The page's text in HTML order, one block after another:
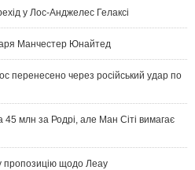
у Лос-Анджелес Гелаксі
Манчестер Юнайтед
перенесено через російський удар по
млн за Родрі, але Ман Сіті вимагає
пропозицію щодо Леау